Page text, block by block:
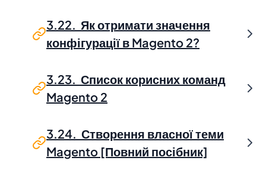
3.22. Як отримати значення
конфігурації в Magento 2?
3.23. Список корисних команд
Magento 2
3.24. Створення власної теми
Magento [Повний посібник]